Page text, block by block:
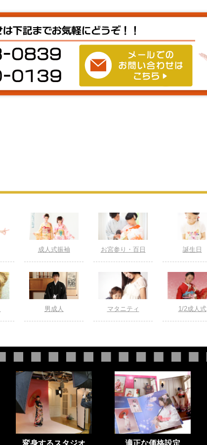
成人式振袖 お宮参り・百日 誕生日
男成人 マタニティ 1/2成人式